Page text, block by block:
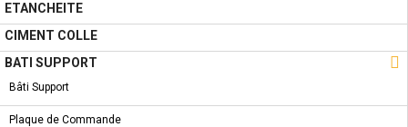
ETANCHEITE
CIMENT COLLE
BATI SUPPORT

Bâti Support
Plaque de Commande